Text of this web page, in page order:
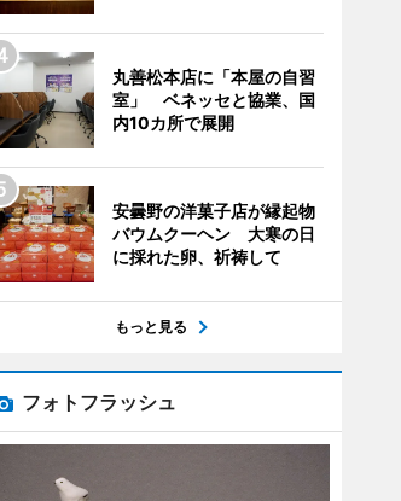
丸善松本店に「本屋の自習
室」 ベネッセと協業、国
内10カ所で展開
安曇野の洋菓子店が縁起物
バウムクーヘン 大寒の日
に採れた卵、祈祷して
もっと見る
フォトフラッシュ